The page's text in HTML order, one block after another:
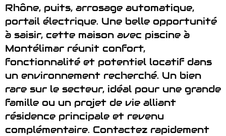
Rhône, puits, arrosage automatique,
portail électrique. Une belle opportunité
à saisir, cette maison avec piscine à
Montélimar réunit confort,
fonctionnalité et potentiel locatif dans
un environnement recherché. Un bien
rare sur le secteur, idéal pour une grande
famille ou un projet de vie alliant
résidence principale et revenu
complémentaire. Contactez rapidement